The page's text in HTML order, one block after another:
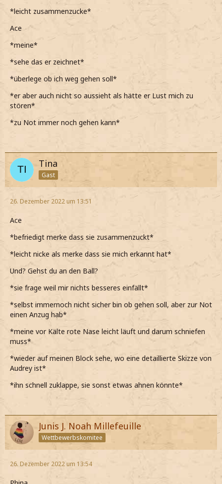
*leicht zusammenzucke*
Ace
*meine*
*sehe das er zeichnet*
*überlege ob ich weg gehen soll*
*er aber auch nicht so aussieht als hätte er Lust mich zu
stören*
*zu Not immer noch gehen kann*
Tina
Gast
26. Dezember 2022 um 13:51
Ace
*befriedigt merke dass sie zusammenzuckt*
*leicht nicke als merke dass sie mich erkannt hat*
Und? Gehst du an den Ball?
*sie frage weil mir nichts besseres einfällt*
*selbst immernoch nicht sicher bin ob gehen soll, aber zur Not
einen Anzug hab*
*meine vor Kälte rote Nase leicht läuft und darum schniefen
muss*
*wieder auf meinen Block sehe, wo eine detaillierte Skizze von
Audrey ist*
*ihn schnell zuklappe, sie sonst etwas ahnen könnte*
Junis J. Noah Millefeuille
Wettbewerbskomitee
26. Dezember 2022 um 13:54